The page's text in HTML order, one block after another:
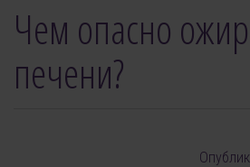
Чем опасно
печени?